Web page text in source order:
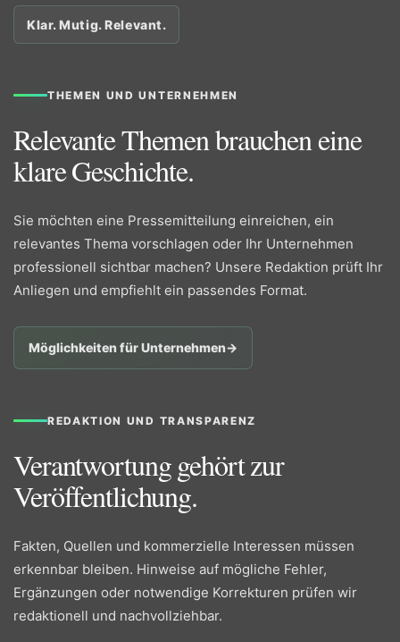
Klar. Mutig. Relevant.
THEMEN UND UNTERNEHMEN
Relevante Themen brauchen eine
klare Geschichte.
Sie möchten eine Pressemitteilung einreichen, ein
relevantes Thema vorschlagen oder Ihr Unternehmen
professionell sichtbar machen? Unsere Redaktion prüft Ihr
Anliegen und empfiehlt ein passendes Format.
Möglichkeiten für Unternehmen→
REDAKTION UND TRANSPARENZ
Verantwortung gehört zur
Veröffentlichung.
Fakten, Quellen und kommerzielle Interessen müssen
erkennbar bleiben. Hinweise auf mögliche Fehler,
Ergänzungen oder notwendige Korrekturen prüfen wir
redaktionell und nachvollziehbar.